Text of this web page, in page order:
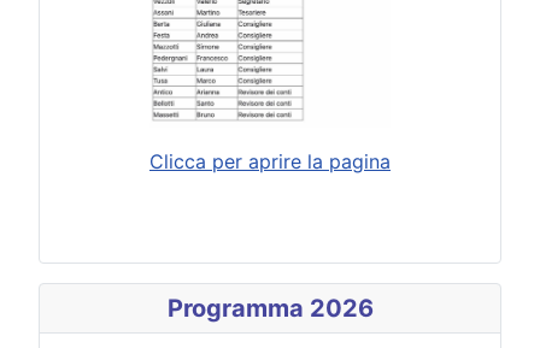
Clicca per aprire la pagina
Programma 2026